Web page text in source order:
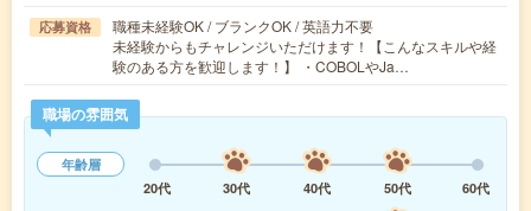
応募資格
職種未経験OK / ブランクOK / 英語力不要
未経験からもチャレンジいただけます！【こんなスキルや経
験のある方を歓迎します！】 ・COBOLやJa…
職場の雰囲気
年齢層
20代
30代 40代 50代
60代